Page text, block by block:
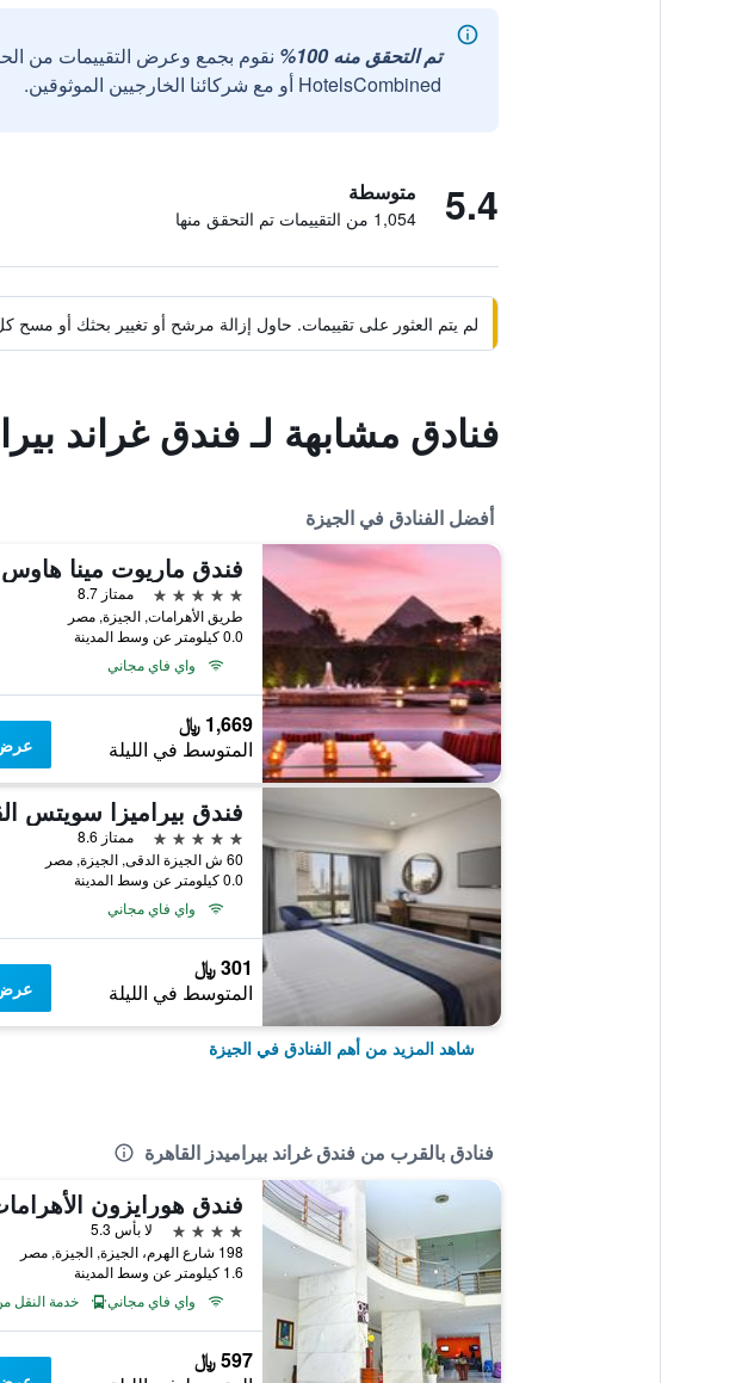
تم التحقق منه 100%
نقوم بجمع وعرض التقييمات من
HotelsCombined أو مع شركائنا الخارجيين الموثوقين.
5.4 متوسطة
1,054 من التقييمات تم التحقق منها
لم يتم العثور على تقييمات. حاول إزالة مرشح أو تغيير بحثك أو
فنادق مشابهة لـ فندق غراند
أفضل الفنادق في الجيزة
5 نجوم
ممتاز 8.7
طريق الأهرامات, الجيزة, مصر
0.0 كيلومتر عن وسط المدينة
واي فاي مجاني
1,669 ﷼
المتوسط في الليلة
5 نجوم
ممتاز 8.6
60 ش الجيزة الدقى, الجيزة, مصر
0.0 كيلومتر عن وسط المدينة
واي فاي مجاني
301 ﷼
المتوسط في الليلة
شاهد المزيد من أهم الفنادق في الجيزة
فنادق بالقرب من فندق غراند بيراميدز القاهرة
فندق هورايزون
4 نجوم
لا بأس 5.3
198 شارع الهرم، الجيزة, الجيزة, مصر
1.6 كيلومتر عن وسط المدينة
واي فاي مجاني
خدمة النقل
597 ﷼